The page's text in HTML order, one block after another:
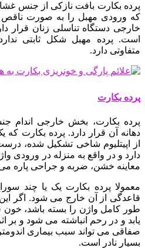
پرده بکارت بافت نازکی از جنس
که ورودی مهبل را به صورت ناقص
خارجی دستگاه تناسلی زنان قرار
است. پرده مهبل شکل ثابتی
متفاوتی دارد.
پرده بکارت
پرده بکارت، بخش خارجی اندام
دهانه آن قرار دارد. پرده بکارت
از اپیتلیوم شاخی تشکیل شده،
دارد و در واقع به منزله در ورودی
معاینه خشن، ضربه و جراحی پاره
معمولا پرده بکارت یک یا چند
قاعدگی از آن خارج می شود. اگر
طور کامل واژن را بسته باشد،
یابد و در رحم انباشته می شود و
صفاقی می تواند سبب بیماری
بسیار نادر است.